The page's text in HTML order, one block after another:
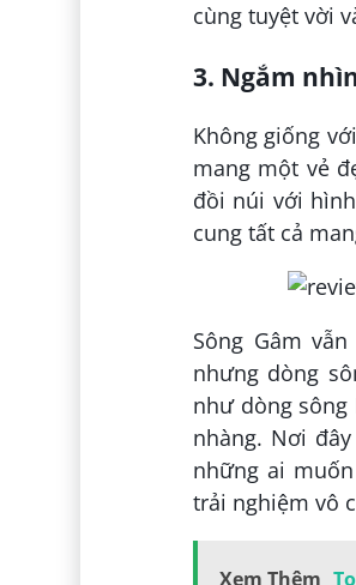
cùng tuyệt vời
3. Ngắm
Không giống
mang một vẻ
đồi núi với
cung tất cả
Sông Gâm
nhưng dòng
như dòng sông
nhàng. Nơi
những ai
trải nghiệm vô
Xem Thêm